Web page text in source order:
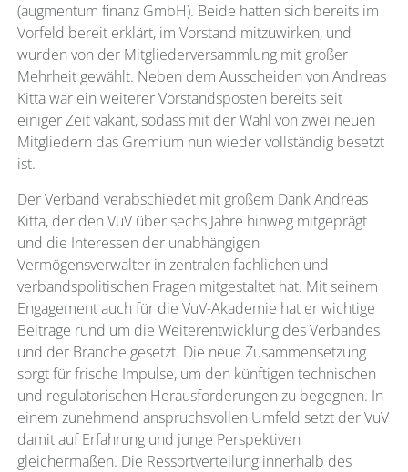
(augmentum finanz GmbH). Beide hatten sich bereits im
Vorfeld bereit erklärt, im Vorstand mitzuwirken, und
wurden von der Mitgliederversammlung mit großer
Mehrheit gewählt. Neben dem Ausscheiden von Andreas
Kitta war ein weiterer Vorstandsposten bereits seit
einiger Zeit vakant, sodass mit der Wahl von zwei neuen
Mitgliedern das Gremium nun wieder vollständig besetzt
ist.
Der Verband verabschiedet mit großem Dank Andreas
Kitta, der den VuV über sechs Jahre hinweg mitgeprägt
und die Interessen der unabhängigen
Vermögensverwalter in zentralen fachlichen und
verbandspolitischen Fragen mitgestaltet hat. Mit seinem
Engagement auch für die VuV-Akademie hat er wichtige
Beiträge rund um die Weiterentwicklung des Verbandes
und der Branche gesetzt. Die neue Zusammensetzung
sorgt für frische Impulse, um den künftigen technischen
und regulatorischen Herausforderungen zu begegnen. In
einem zunehmend anspruchsvollen Umfeld setzt der VuV
damit auf Erfahrung und junge Perspektiven
gleichermaßen. Die Ressortverteilung innerhalb des